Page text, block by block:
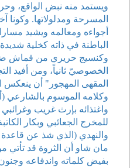
ويستمد منه نبض الواقع،
المسرحة ومدلولاتها. وكونا
أجواءه ومعالمه ويشيد
الباطنة في ذاته كخلية شديدة
وكنسيج حريري من قماش
الخصوصيّ ثانياً، ومن أفيد
المقهى المهجور" أن ينعكس
وكلامه الموسوم بالشارعي
واغتذائه بإرث غريب
للمخرج الجعائبي وبكار
والنهدي (الذي شذ عن قاعدة
مان شاو أن الثروة قد
بفيض كلماته واندفاعه